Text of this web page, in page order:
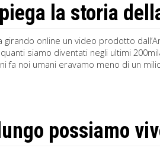
la storia
girando online un video prodotto
siamo diventati negli ultimi
fa noi umani eravamo meno di un
possiamo